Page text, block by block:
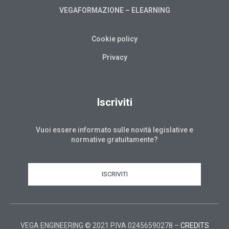
VEGAFORMAZIONE – ELEARNING
Cookie policy
Privacy
Iscriviti
Vuoi essere informato sulle novità legislative e
normative gratuitamente?
ISCRIVITI
VEGA ENGINEERING © 2021 P.IVA 02456590278 – CREDITS